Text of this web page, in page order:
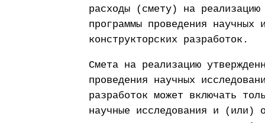
расходы (смету) на реализацию
программы проведения
конструкторских разработок.
Смета на реализацию
проведения научных
разработок может включать
научные исследования и (или)